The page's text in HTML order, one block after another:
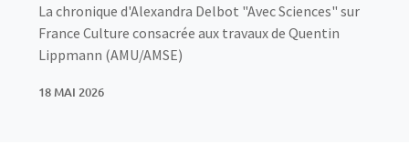
La chronique d'Alexandra Delbot "Avec Sciences" sur
France Culture consacrée aux travaux de Quentin
Lippmann (AMU/AMSE)
18 MAI 2026